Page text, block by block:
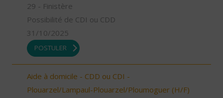
29 - Finistère
Possibilité de CDI ou CDD
31/10/2025
POSTULER
Aide à domicile - CDD ou CDI -
Plouarzel/Lampaul-Plouarzel/Ploumoguer (H/F)